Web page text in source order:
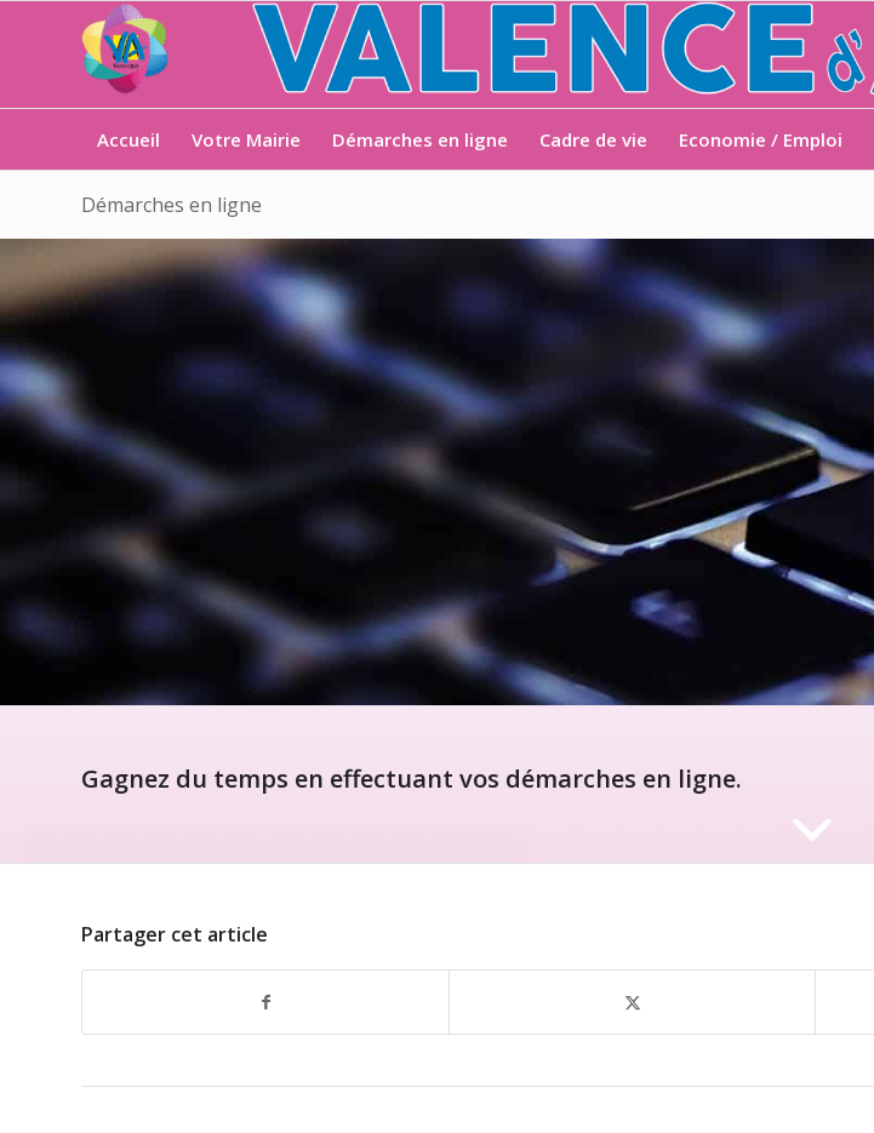
Accueil Votre Mairie Démarches en ligne Cadre de vie Economie / Emploi
Démarches en ligne
Gagnez du temps en effectuant vos démarches en ligne.
Partager cet article